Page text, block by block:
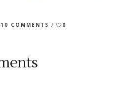
10 COMMENTS 0